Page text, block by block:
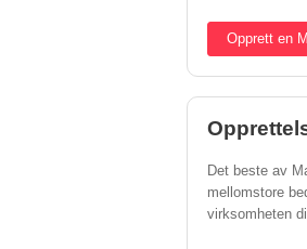
Opprett en
Det beste av
mellomstore
virksomheten